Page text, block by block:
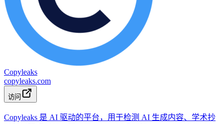
Copyleaks
copyleaks.com
访问
Copyleaks 是 AI 驱动的平台，用于检测 AI 生成内容、学术抄